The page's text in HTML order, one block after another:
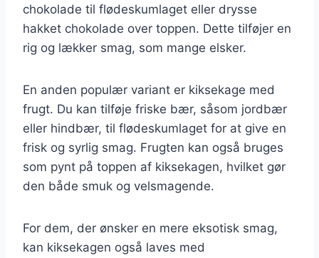
chokolade til flødeskumlaget eller drysse
hakket chokolade over toppen. Dette tilføjer en
rig og lækker smag, som mange elsker.
En anden populær variant er kiksekage med
frugt. Du kan tilføje friske bær, såsom jordbær
eller hindbær, til flødeskumlaget for at give en
frisk og syrlig smag. Frugten kan også bruges
som pynt på toppen af kiksekagen, hvilket gør
den både smuk og velsmagende.
For dem, der ønsker en mere eksotisk smag,
kan kiksekagen også laves med